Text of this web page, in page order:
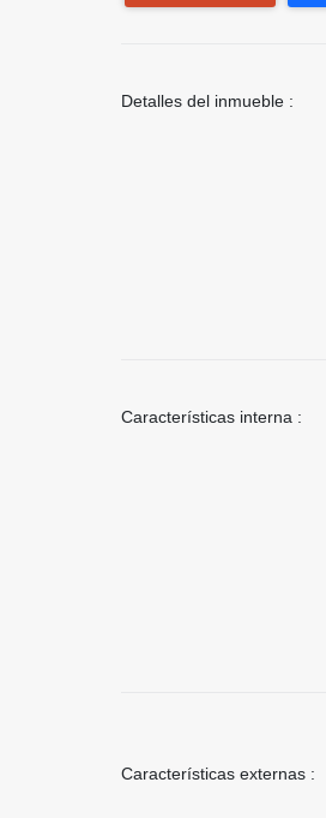
Detalles del inmueble :
Características interna :
Características externas :